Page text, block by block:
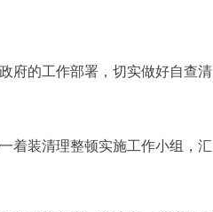
府的工作部署，切实做好自查清
着装清理整顿实施工作小组，汇